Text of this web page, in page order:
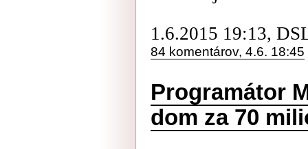
1.6.2015 19:13,
84 komentárov, 4.6. 18:45
Programátor
dom za 70